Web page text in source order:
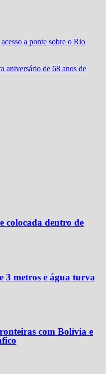
a ponte sobre o Rio
aniversário de 68 anos de
colocada dentro de
3 metros e água turva
com Bolívia e